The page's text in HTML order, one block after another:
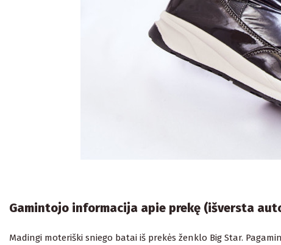
Gamintojo informacija apie prekę (išversta
Madingi moteriški sniego batai iš prekės ženklo Big Star.